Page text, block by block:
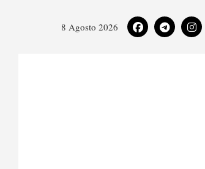
8 Agosto 2026